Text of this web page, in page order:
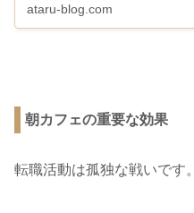
ataru-blog.com
朝カフェの重要な効果
転職活動は孤独な戦いです。